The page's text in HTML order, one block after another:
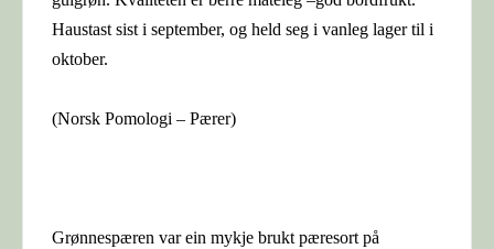
Haustast sist i september, og held seg i vanleg lager til i
oktober.
(Norsk Pomologi – Pærer)
Grønnespæren var ein mykje brukt pæresort på